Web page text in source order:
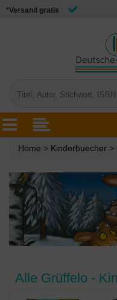
*Versand gratis
Home > Kinderbuecher >
Alle Grüffelo -